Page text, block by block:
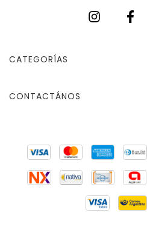
CATEGORÍAS
CONTACTÁNOS